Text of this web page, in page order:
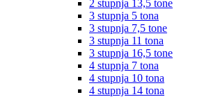
2 stupnja 13,5 tone
3 stupnja 5 tona
3 stupnja 7,5 tone
3 stupnja 11 tona
3 stupnja 16,5 tone
4 stupnja 7 tona
4 stupnja 10 tona
4 stupnja 14 tona